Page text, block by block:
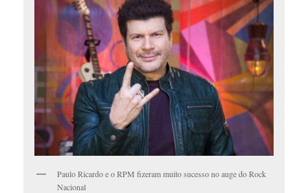
Paulo Ricardo e o RPM fizeram muito sucesso no auge do Rock
Nacional